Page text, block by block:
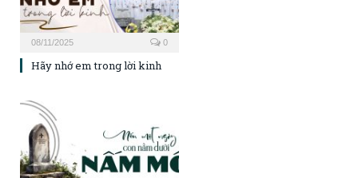
08/11/2025 0
Hãy nhớ em trong lời kinh